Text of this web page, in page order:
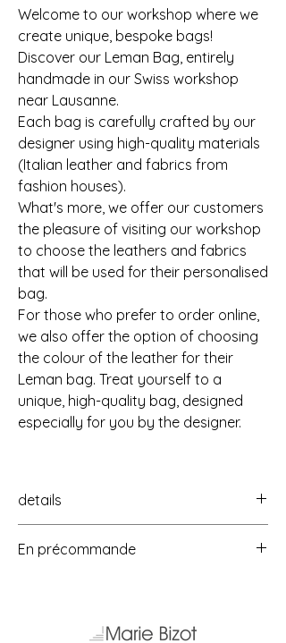
Welcome to our workshop where we
create unique, bespoke bags!
Discover our Leman Bag, entirely
handmade in our Swiss workshop
near Lausanne.
Each bag is carefully crafted by our
designer using high-quality materials
(Italian leather and fabrics from
fashion houses).
What's more, we offer our customers
the pleasure of visiting our workshop
to choose the leathers and fabrics
that will be used for their personalised
bag.
For those who prefer to order online,
we also offer the option of choosing
the colour of the leather for their
Leman bag. Treat yourself to a
unique, high-quality bag, designed
especially for you by the designer.
details
32cm Lgx 20cm Ht x 10cm profondeur,
Measuring 32 cm length x 20 cm high x 10
En précommande
cuirs et matières disponibles à l'atelier.